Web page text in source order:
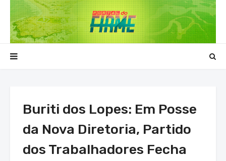
Buriti dos Lopes: Em Posse
da Nova Diretoria, Partido
dos Trabalhadores Fecha